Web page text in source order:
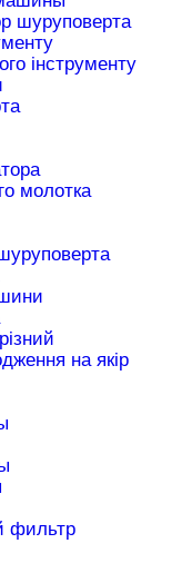
шуруповерта
інструменту
молотка
на якір
фильтр